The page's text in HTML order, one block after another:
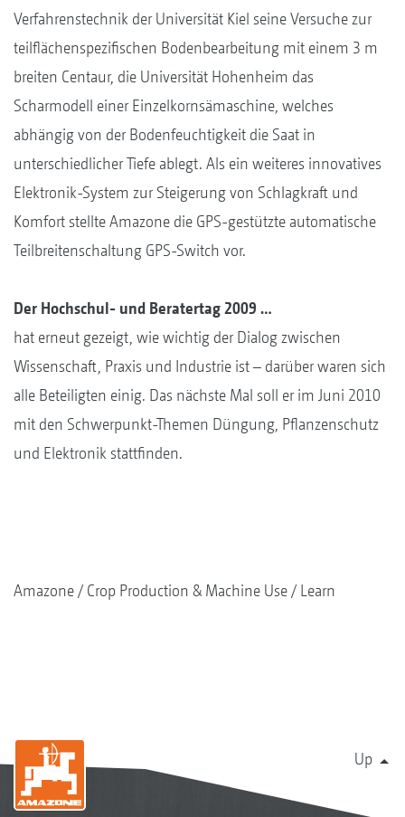
Verfahrenstechnik der Universität Kiel seine Versuche zur
teilflächenspezifischen Bodenbearbeitung mit einem 3 m
breiten Centaur, die Universität Hohenheim das
Scharmodell einer Einzelkornsämaschine, welches
abhängig von der Bodenfeuchtigkeit die Saat in
unterschiedlicher Tiefe ablegt. Als ein weiteres innovatives
Elektronik-System zur Steigerung von Schlagkraft und
Komfort stellte Amazone die GPS-gestützte automatische
Teilbreitenschaltung GPS-Switch vor.
Der Hochschul- und Beratertag 2009 …
hat erneut gezeigt, wie wichtig der Dialog zwischen
Wissenschaft, Praxis und Industrie ist – darüber waren sich
alle Beteiligten einig. Das nächste Mal soll er im Juni 2010
mit den Schwerpunkt-Themen Düngung, Pflanzenschutz
und Elektronik stattfinden.
Amazone Crop Production & Machine Use Learn
Up